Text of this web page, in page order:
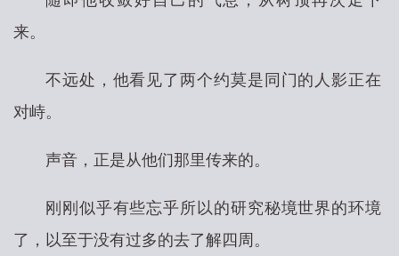
来。
不远处，他看见了两个约莫是同门的人影正在
对峙。
声音，正是从他们那里传来的。
刚刚似乎有些忘乎所以的研究秘境世界的环境
了，以至于没有过多的去了解四周。